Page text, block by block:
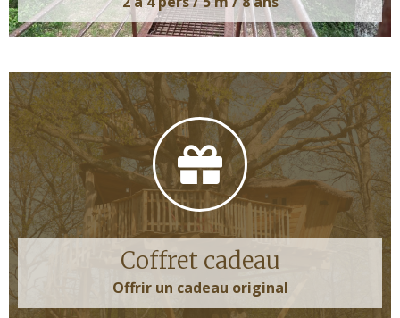
Coffret cadeau
Offrir un cadeau original